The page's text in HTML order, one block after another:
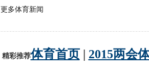
更多体育新闻